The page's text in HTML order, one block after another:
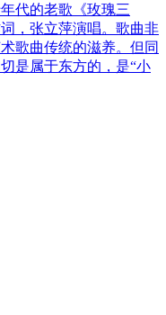
代的老歌《玫瑰三
，张立萍演唱。歌曲非
歌曲传统的滋养。但同
是属于东方的，是“小